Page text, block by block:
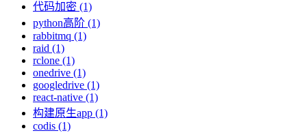
代码加密 (1)
python高阶 (1)
rabbitmq (1)
raid (1)
rclone (1)
onedrive (1)
googledrive (1)
react-native (1)
构建原生app (1)
codis (1)